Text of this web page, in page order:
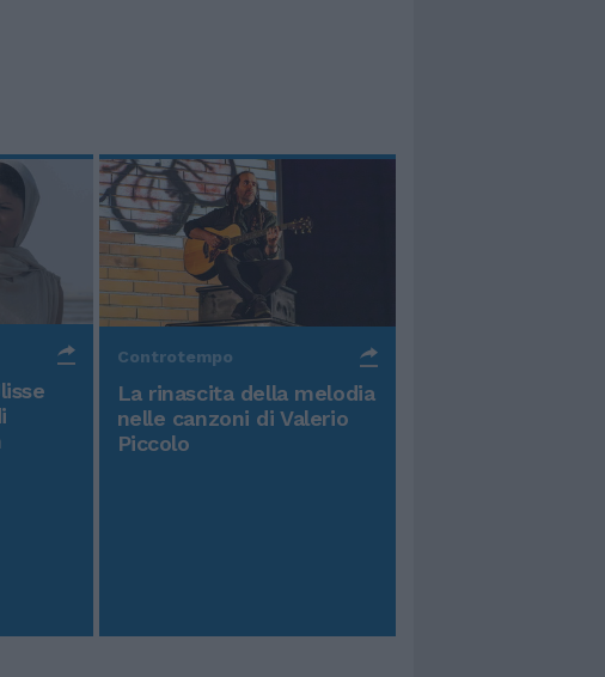
Controtempo
La rinascita della melodia
nelle canzoni di Valerio
Piccolo